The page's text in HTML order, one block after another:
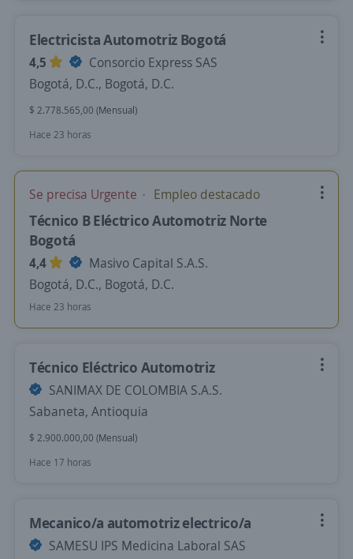
Electricista Automotriz Bogotá
4,5
Consorcio Express SAS
Bogotá, D.C., Bogotá, D.C.
$ 2.778.565,00 (Mensual)
Hace 23 horas
Se precisa Urgente Empleo destacado
Técnico B Eléctrico Automotriz Norte
Bogotá
4,4
Masivo Capital S.A.S.
Bogotá, D.C., Bogotá, D.C.
Hace 23 horas
Técnico Eléctrico Automotriz
SANIMAX DE COLOMBIA S.A.S.
Sabaneta, Antioquia
$ 2.900.000,00 (Mensual)
Hace 17 horas
Mecanico/a automotriz electrico/a
SAMESU IPS Medicina Laboral SAS